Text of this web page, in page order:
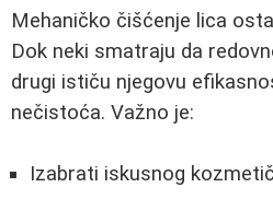
Mehaničko čišćenje lica
Dok neki smatraju da
drugi ističu njegovu
nečistoća. Važno je:
Izabrati iskusnog